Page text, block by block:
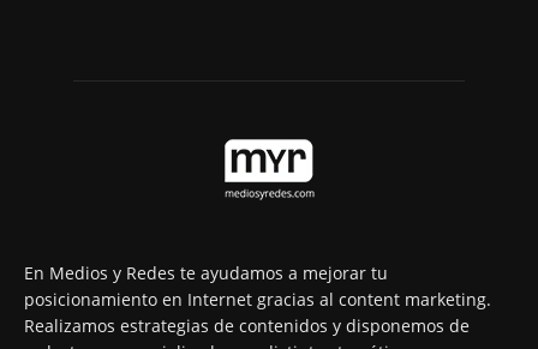
En Medios y Redes te ayudamos a mejorar tu
posicionamiento en Internet gracias al content marketing.
Realizamos estrategias de contenidos y disponemos de